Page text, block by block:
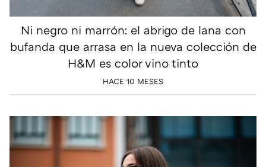
Ni negro ni marrón: el abrigo de lana con
bufanda que arrasa en la nueva colección de
H&M es color vino tinto
HACE 10 MESES